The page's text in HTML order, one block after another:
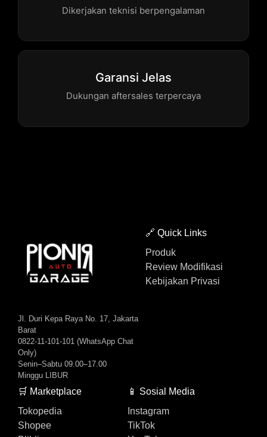
Dikerjakan teknisi berpengalaman
Garansi Jelas
Dukungan aftersales terpercaya
Jl. Duri Kepa Raya No. 17, Jakarta
Barat
0822-11-101-101 (WhatsApp Chat
Only)
Senin–Sabtu 09.00–17.00
Minggu LIBUR
🔗 Quick Links
Produk
Review Modifikasi
Kebijakan Privasi
🛒 Marketplace
Tokopedia
Shopee
📱 Sosial Media
Instagram
TikTok